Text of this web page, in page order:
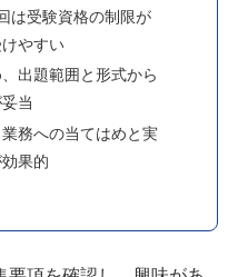
は受験資格の制限が
やすい
出題範囲と形式から
当
務への当てはめと実
果的